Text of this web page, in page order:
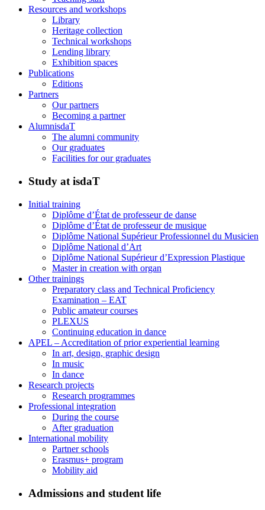
Resources and workshops
Library
Heritage collection
Technical workshops
Lending library
Exhibition spaces
Publications
Editions
Partners
Our partners
Becoming a partner
AlumnisdaT
The alumni community
Our graduates
Facilities for our graduates
Study at isdaT
Initial training
Diplôme d’État de professeur de danse
Diplôme d’État de professeur de musique
Diplôme National Supérieur Professionnel du Musicien
Diplôme National d’Art
Diplôme National Supérieur d’Expression Plastique
Master in creation with organ
Other trainings
Preparatory class and Technical Proficiency
Examination – EAT
Public amateur courses
PLEXUS
Continuing education in dance
APEL – Accreditation of prior experiential learning
In art, design, graphic design
In music
In dance
Research projects
Research programmes
Professional integration
During the course
After graduation
International mobility
Partner schools
Erasmus+ program
Mobility aid
Admissions and student life